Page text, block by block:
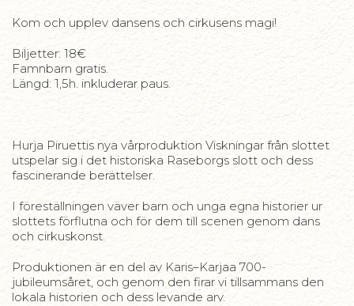
Kom och upplev dansens och cirkusens magi!
Biljetter: 18€
Famnbarn gratis.
Längd: 1,5h. inkluderar paus.
Hurja Piruettis nya vårproduktion Viskningar från slottet
utspelar sig i det historiska Raseborgs slott och dess
fascinerande berättelser.
I föreställningen väver barn och unga egna historier ur
slottets förflutna och för dem till scenen genom dans
och cirkuskonst.
Produktionen är en del av Karis–Karjaa 700-
jubileumsåret, och genom den firar vi tillsammans den
lokala historien och dess levande arv.